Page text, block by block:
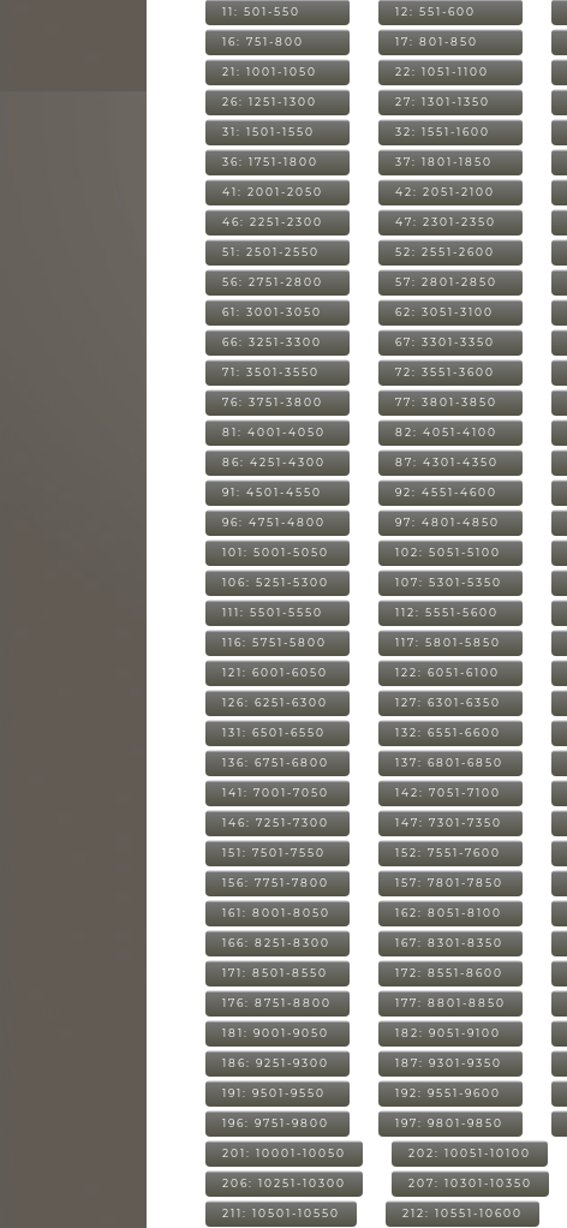
11: 501-550 12: 551-600
16: 751-800 17: 801-850
21: 1001-1050 22: 1051-1100
26: 1251-1300 27: 1301-1350
31: 1501-1550 32: 1551-1600
36: 1751-1800 37: 1801-1850
41: 2001-2050 42: 2051-2100
46: 2251-2300 47: 2301-2350
51: 2501-2550 52: 2551-2600
56: 2751-2800 57: 2801-2850
61: 3001-3050 62: 3051-3100
66: 3251-3300 67: 3301-3350
71: 3501-3550 72: 3551-3600
76: 3751-3800 77: 3801-3850
81: 4001-4050 82: 4051-4100
86: 4251-4300 87: 4301-4350
91: 4501-4550 92: 4551-4600
96: 4751-4800 97: 4801-4850
101: 5001-5050 102: 5051-5100
106: 5251-5300 107: 5301-5350
111: 5501-5550 112: 5551-5600
116: 5751-5800 117: 5801-5850
121: 6001-6050 122: 6051-6100
126: 6251-6300 127: 6301-6350
131: 6501-6550 132: 6551-6600
136: 6751-6800 137: 6801-6850
141: 7001-7050 142: 7051-7100
146: 7251-7300 147: 7301-7350
151: 7501-7550 152: 7551-7600
156: 7751-7800 157: 7801-7850
161: 8001-8050 162: 8051-8100
166: 8251-8300 167: 8301-8350
171: 8501-8550 172: 8551-8600
176: 8751-8800 177: 8801-8850
181: 9001-9050 182: 9051-9100
186: 9251-9300 187: 9301-9350
191: 9501-9550 192: 9551-9600
196: 9751-9800 197: 9801-9850
201: 10001-10050 202: 10051-10100
206: 10251-10300 207: 10301-10350
211: 10501-10550 212: 10551-10600